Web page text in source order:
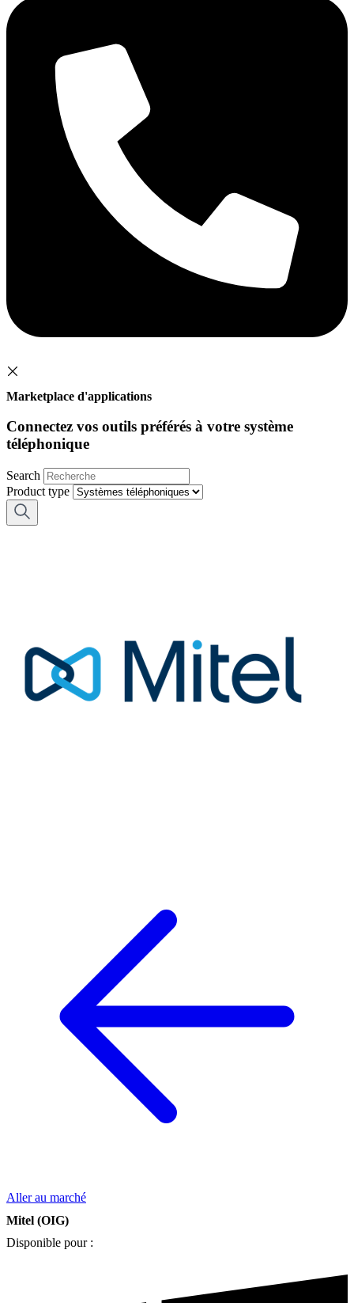
Marketplace d'applications
Connectez vos outils préférés à votre système
téléphonique
Search
Product type
Aller au marché
Mitel (OIG)
Disponible pour :